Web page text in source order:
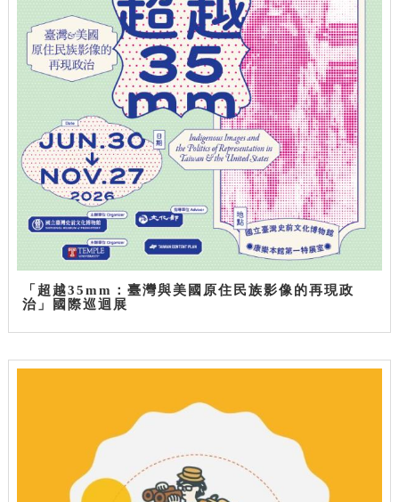
「超越35mm：臺灣與美國原住民族影像的再現政
治」國際巡迴展